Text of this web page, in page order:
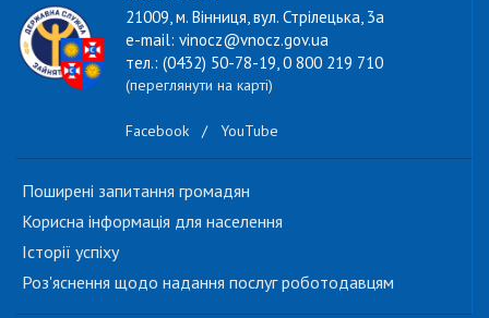
21009, м. Вінниця, вул. Стрілецька, 3а
e-mail: vinocz@vnocz.gov.ua
тел.: (0432) 50-78-19, 0 800 219 710
(переглянути на карті)
Facebook / YouTube
Поширені запитання громадян
Корисна інформація для населення
Історії успіху
Роз'яснення щодо надання послуг роботодавцям